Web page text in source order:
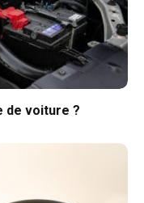
de voiture ?